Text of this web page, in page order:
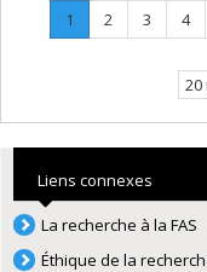
Page
1
Page
Page
2 Page
3 Page
4
Liens connexes
La recherche à la FAS
Éthique de la